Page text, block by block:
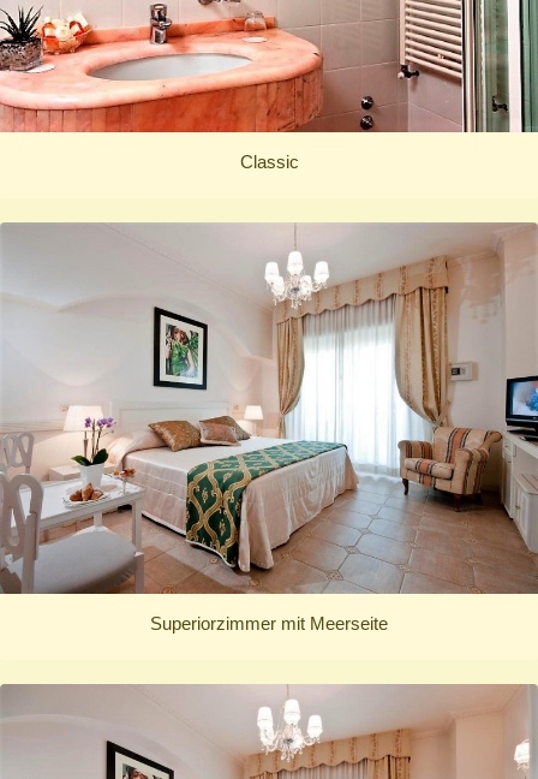
Classic
Superiorzimmer mit Meerseite